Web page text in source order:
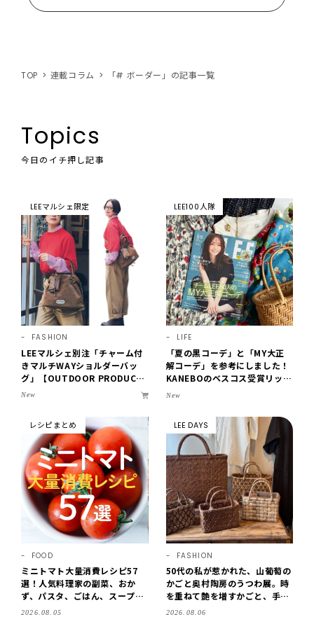
TOP 連載コラム 「# ボーダー」の記事一覧
Topics
今日のイチ押し記事
LEEマルシェ限定
FASHION
LEEマルシェ別注「チャーム付
きマルチWAYショルダーバッ
グ」【OUTDOOR PRODUCT
S ×LEE100人隊】第3弾はリッ
New
LEE100人隊
LIFE
「夏の黒コーデ」と「MY大正
解コーデ」を参考にしました！
KANEBOのベスコス受賞リップ
購入も。LEE8・9月号を読んだ
ューvol.6・2026】
New
レシピまとめ
FOOD
ミニトマト大量消費レシピ57
選！人気料理家の副菜、おか
ず、パスタ、ごはん、スープま
で【保存版】
2026.08.05
LEE DAYS
FASHION
50代の私が惹かれた、山葡萄の
かごと奥村陶房のうつわ展。時
を重ねて艶を増すかごと、手仕
事の美しさに出会いました。
2026.08.06